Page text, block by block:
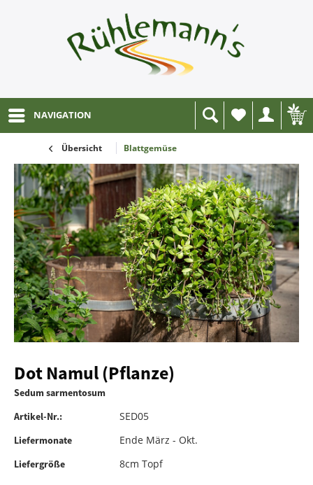
NAVIGATION
Wunschliste
Übersicht Blattgemüse
Dot Namul (Pflanze)
Sedum sarmentosum
Artikel-Nr.:
SED05
Liefermonate Ende März - Okt.
Liefergröße 8cm Topf